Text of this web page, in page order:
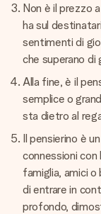
Non è il prezzo
ha sul
sentimenti di
che superano di
Alla fine, è il
semplice o
sta dietro al
Il pensierino è
connessioni
famiglia, amici
di entrare in
profondo,